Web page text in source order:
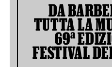
DA
TUTTA LA
69ª
FESTIVAL